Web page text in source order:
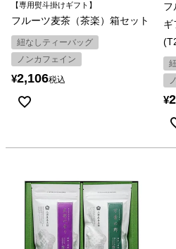
【専用熨斗掛けギフト】
フルーツ麦茶（茶楽）箱セット
紐なしティーバッグ
ノンカフェイン
¥2,106税込
フ
ギ
¥